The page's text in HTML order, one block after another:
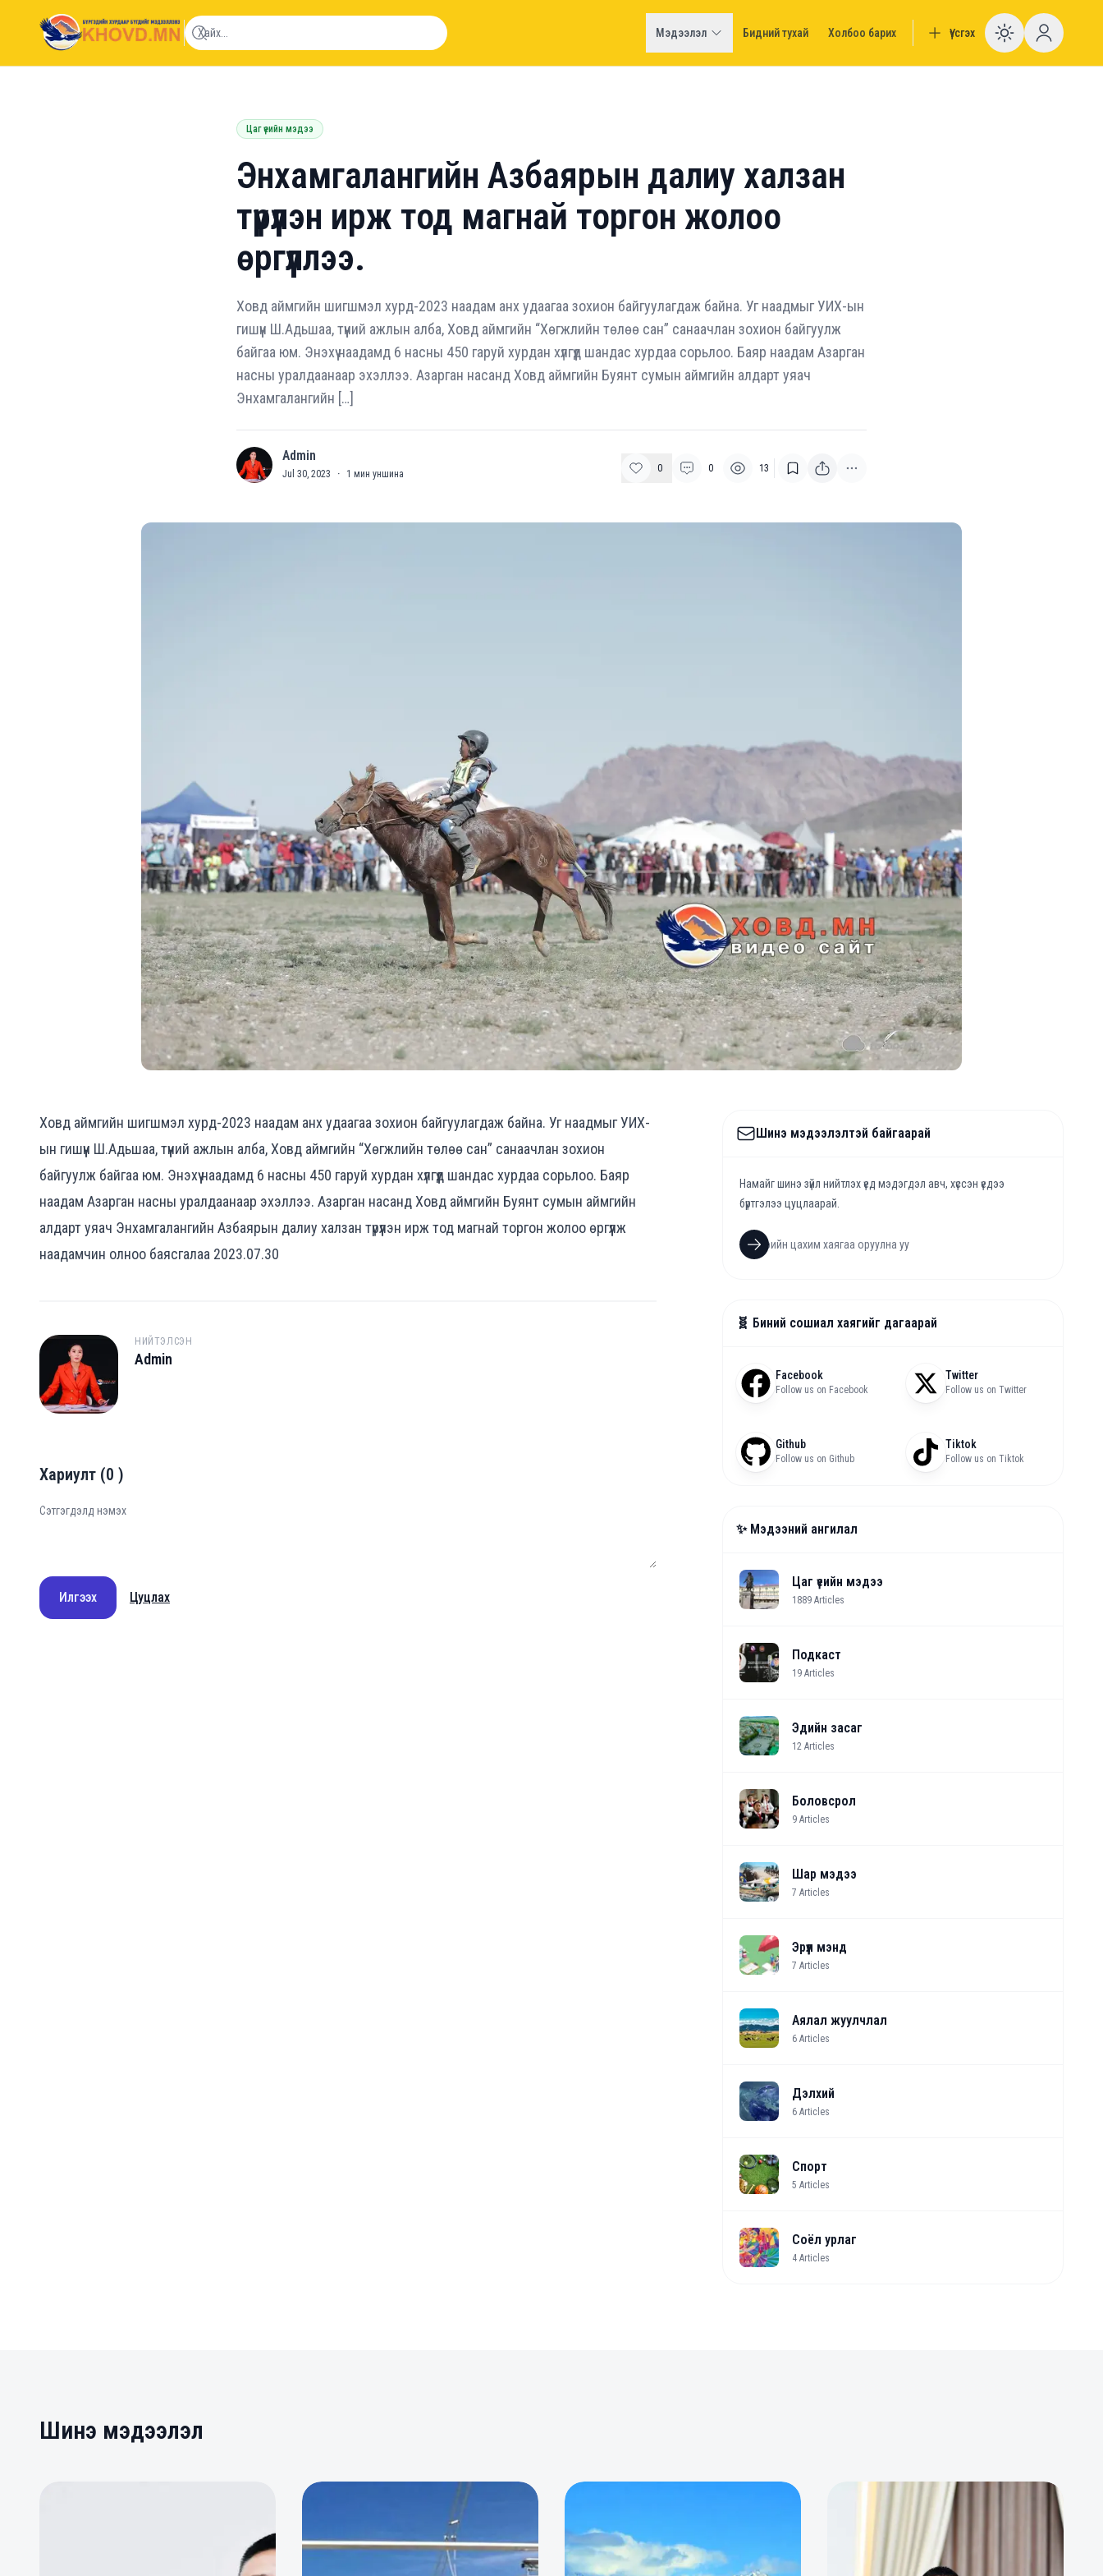
khovd.mn
Мэдээлэл Бидний тухай Холбоо барих Үүсгэх Enable
Цаг үеийн мэдээ
Энхамгалангийн Азбаярын далиу халзан
түрүүлэн ирж тод магнай торгон жолоо
өргүүллээ.
Ховд аймгийн шигшмэл хурд-2023 наадам анх удаагаа зохион байгуулагдаж байна. Уг наадмыг УИХ-ын
гишүүн Ш.Адьшаа, түүний ажлын алба, Ховд аймгийн “Хөгжлийн төлөө сан” санаачлан зохион байгуулж
байгаа юм. Энэхүү наадамд 6 насны 450 гаруй хурдан хүлгүүд шандас хурдаа сорьлоо. Баяр наадам Азарган
насны уралдаанаар эхэллээ. Азарган насанд Ховд аймгийн Буянт сумын аймгийн алдарт уяач
Энхамгалангийн […]
A Admin
Jul 30, 2023 · 1 мин уншина 0 0 13
Ховд аймгийн шигшмэл хурд-2023 наадам анх удаагаа зохион байгуулагдаж байна. Уг наадмыг УИХ-
ын гишүүн Ш.Адьшаа, түүний ажлын алба, Ховд аймгийн “Хөгжлийн төлөө сан” санаачлан зохион
байгуулж байгаа юм. Энэхүү наадамд 6 насны 450 гаруй хурдан хүлгүүд шандас хурдаа сорьлоо. Баяр
наадам Азарган насны уралдаанаар эхэллээ. Азарган насанд Ховд аймгийн Буянт сумын аймгийн
алдарт уяач Энхамгалангийн Азбаярын далиу халзан түрүүлэн ирж тод магнай торгон жолоо өргүүлж
наадамчин олноо баясгалаа 2023.07.30
A
НИЙТЭЛСЭН
Admin
Хариулт (0 )
Илгээх Цуцлах
Шинэ мэдээлэлтэй байгаарай
Намайг шинэ зүйл нийтлэх үед мэдэгдэл авч, хүссэн үедээ
бүртгэлээ цуцлаарай.
🧬 Биний сошиал хаягийг дагаарай
Facebook
Follow us on Facebook
Twitter
Follow us on Twitter
Github
Follow us on Github
Tiktok
Follow us on Tiktok
✨ Мэдээний ангилал
Цаг үеийн мэдээ
1889 Articles
Подкаст
19 Articles
Эдийн засаг
12 Articles
Боловсрол
9 Articles
Шар мэдээ
7 Articles
Эрүүл мэнд
7 Articles
Аялал жуулчлал
6 Articles
Дэлхий
6 Articles
Спорт
5 Articles
Соёл урлаг
4 Articles
Шинэ мэдээлэл